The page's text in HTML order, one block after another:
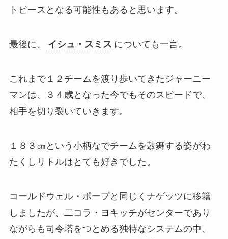
トピースとなる可能性もあると思います。
最後に、 イシュ・スミス についても一言。
これまで１２チームを渡り歩いてきたジャーニー
マンは、３４歳となった今でもそのスピードで、
相手を切り裂いていきます。
１８３㎝という小柄なでチームを鼓舞する姿がわ
たくしリトルはとても好きでした。
コールドウェル・ポープと同じくナゲッツに移籍
しましたが、二コラ・ヨキッチがセンターであり
ながらも司令塔をつとめる独特なシステムの中、